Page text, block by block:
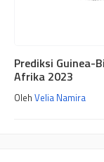
Prediksi Guinea-
Afrika 2023
Oleh Velia Namira